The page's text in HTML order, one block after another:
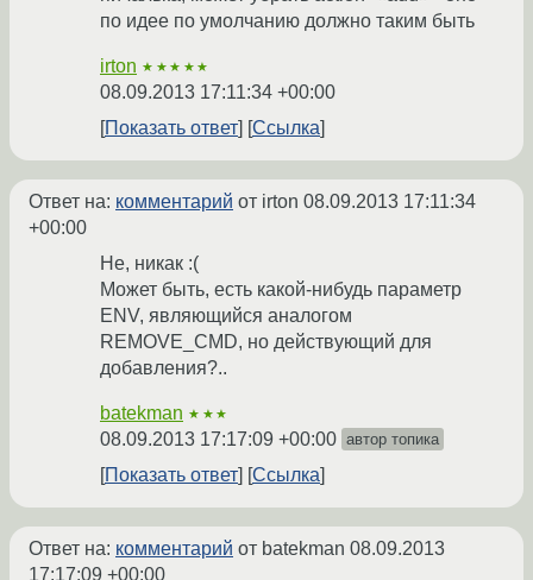
по идее по умолчанию должно таким быть
irton ★★★★★
08.09.2013 17:11:34 +00:00
Показать ответ
Ссылка
Ответ на: комментарий от irton 08.09.2013 17:11:34
+00:00
Не, никак :(
Может быть, есть какой-нибудь параметр
ENV, являющийся аналогом
REMOVE_CMD, но действующий для
добавления?..
batekman ★★★
08.09.2013 17:17:09 +00:00 автор топика
Показать ответ Ссылка
Ответ на: комментарий от batekman 08.09.2013
17:17:09 +00:00